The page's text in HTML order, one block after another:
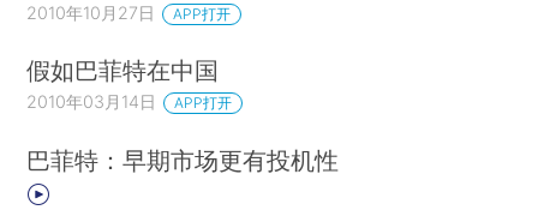
2010年10月27日 APP打开
假如巴菲特在中国
2010年03月14日 APP打开
巴菲特：早期市场更有投机性